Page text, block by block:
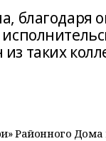
благодаря
таких
Районного Дома